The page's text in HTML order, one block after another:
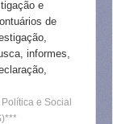
e
de
informes,
e Social